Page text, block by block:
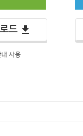
드 get_app
사용